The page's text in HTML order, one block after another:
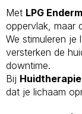
Met LPG
oppervlak, maar
We stimuleren je
versterken de
downtime.
Bij
dat je lichaam